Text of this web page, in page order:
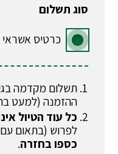
סוג תשלום
כרטיס אשראי
תשלום מקדמה
ההזמנה (למעט
כל עוד הטיול
לפרוש (בתאום
כספו בחזרה.